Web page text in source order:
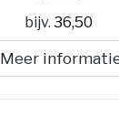
bijv. 36,50
Meer